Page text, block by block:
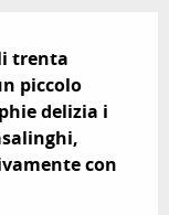
trenta
piccolo
delizia i
con